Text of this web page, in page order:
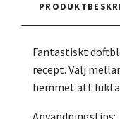
Fantastiskt
recept. Välj
hemmet att